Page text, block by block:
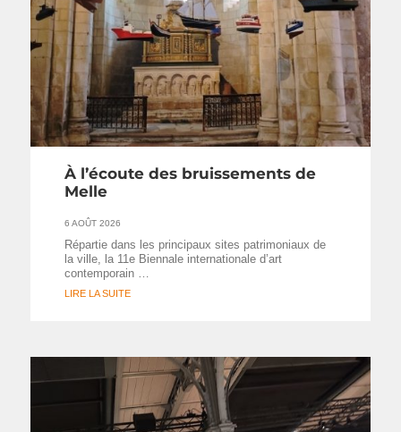
À l’écoute des bruissements de
Melle
6 AOÛT 2026
Répartie dans les principaux sites patrimoniaux de
la ville, la 11e Biennale internationale d’art
contemporain …
LIRE LA SUITE